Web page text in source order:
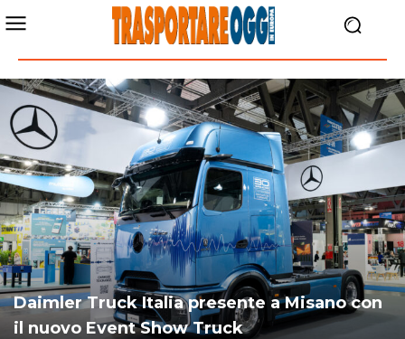
Daimler Truck Italia presente a Misano con
il nuovo Event Show Truck